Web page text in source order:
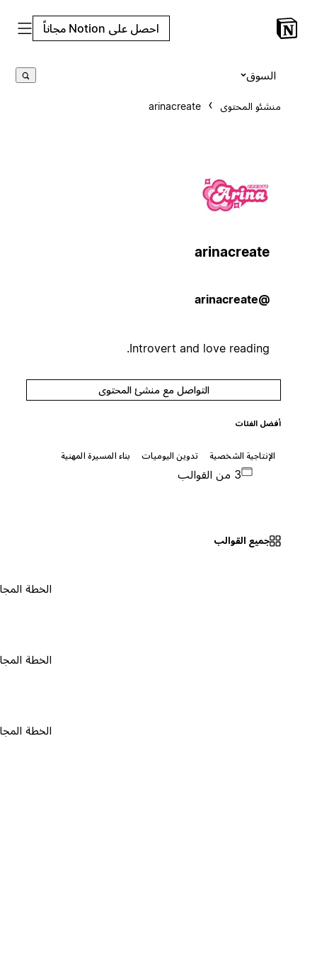
احصل على Notion مجاناً
منشئو المحتوى arinacreate
arinacreate
Introvert and love reading.
التواصل مع منشئ المحتوى
أفضل الفئات
الإنتاجية الشخصية تدوين اليوميات بناء المسيرة المهنية
جميع القوالب
الخطة المجانية ٠
الخطة المجانية ٠
الخطة المجانية ٠